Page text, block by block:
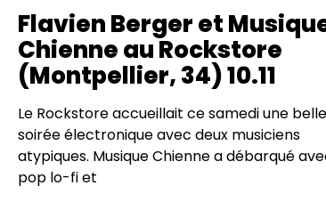
Flavien Berger et
Chienne au Rockstore
(Montpellier, 34) 10.11
Le Rockstore accueillait ce samedi une belle
soirée électronique avec deux musiciens
atypiques. Musique Chienne a débarqué
pop lo-fi et